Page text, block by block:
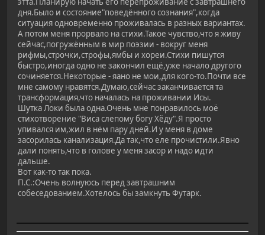
дня.Было и состояние"поведённого сознания",когда
ситуация одновременно проживалась в разных вариантах.
А потом меня прорвало на стихи.Такое чувство,что я живу
сейчас,погружённым в мир поэзии - вокруг меня
рифмы,строчки,строфы,ямбы и хореи.Стихи пишутся
быстро,иногда одно не закончил ещё,уже начало другого
сочиняется.Некоторые - яано не мои,для кого-то.Почти все
мне самому нравятся.Думаю,сейчас заканчивается та
трансформация,что началась на проживании Исы.
Шутка Локи была одна.Очень мне понравилось моё
стихотворение "Виса слепому богу Хёду".Я просто
упивался им,жил в нём пару дней.И у меня в доме
засорилась канализация.Да так,что еле прочистили.Явно
дали понять,что в голове у меня засор и надо идти
дальше.
Вот как-то так пока.
П.С.:Очень волнуюсь перед завтрашним
собеседованием.Хотелось бы замкнуть Футарк.